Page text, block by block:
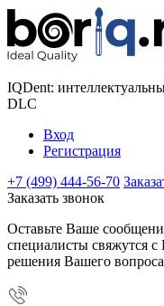
IQDent:
DLC
Вход
Регистрация
+7 (499) 444-56-70
Заказать звонок
Оставьте Ваше
специалисты свяжутся
решения Вашего